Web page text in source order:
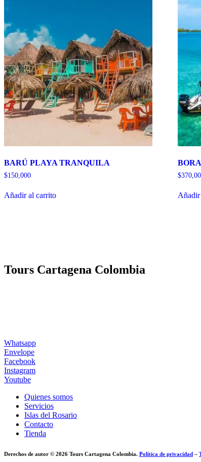
BARÚ PLAYA TRANQUILA
$150,000
Añadir al carrito
$
Tours Cartagena Colombia
Whatsapp
Envelope
Facebook
Instagram
Youtube
Quienes somos
Servicios
Islas del Rosario
Contacto
Tienda
Derechos de autor © 2026 Tours Cartagena Colombia. Política de privacidad –